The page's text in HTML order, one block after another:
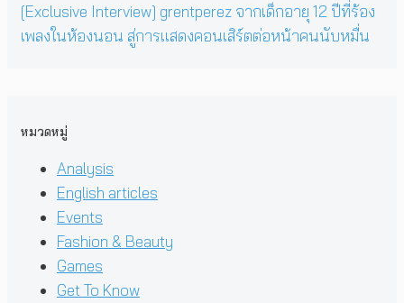
[Exclusive Interview] grentperez จากเด็กอายุ 12 ปีที่ร้อง
เพลงในห้องนอน สู่การแสดงคอนเสิร์ตต่อหน้าคนนับหมื่น
หมวดหมู่
Analysis
English articles
Events
Fashion & Beauty
Games
Get To Know